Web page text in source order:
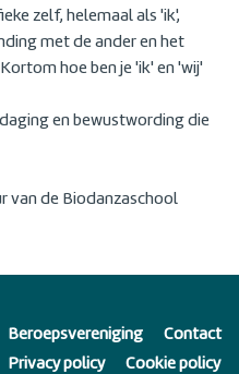
zelf, helemaal als 'ik',
met de ander en het
hoe ben je 'ik' en 'wij'
en bewustwording die
van de Biodanzaschool
Beroepsvereniging
Contact
Privacy policy
Cookie policy